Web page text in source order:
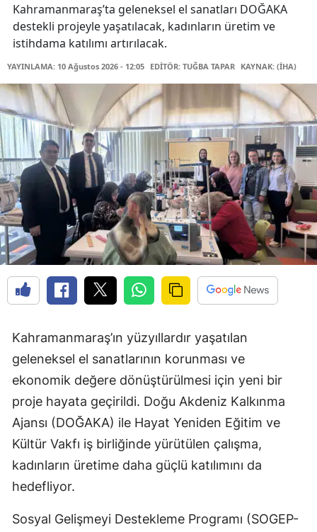
Kahramanmaraş’ta geleneksel el sanatları DOĞAKA
destekli projeyle yaşatılacak, kadınların üretim ve
istihdama katılımı artırılacak.
YAYINLAMA: 10 Ağustos 2026 - 12:05 EDİTÖR: TUĞBA TAPAR KAYNAK: (İHA)
Kahramanmaraş’ın yüzyıllardır yaşatılan
geleneksel el sanatlarının korunması ve
ekonomik değere dönüştürülmesi için yeni bir
proje hayata geçirildi. Doğu Akdeniz Kalkınma
Ajansı (DOĞAKA) ile Hayat Yeniden Eğitim ve
Kültür Vakfı iş birliğinde yürütülen çalışma,
kadınların üretime daha güçlü katılımını da
hedefliyor.
Sosyal Gelişmeyi Destekleme Programı (SOGEP-